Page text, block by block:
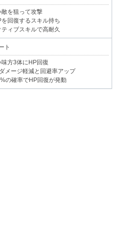
敵を狙って攻撃
を回復するスキル持ち
ティブスキルで高耐久
ト
味方3体にHP回復
メージ軽減と回避率アップ
の確率でHP回復が発動